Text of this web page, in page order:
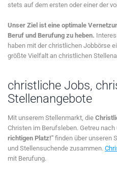
stets auf dem ersten oder einer der
Unser Ziel ist eine optimale
Beruf und Berufung zu heben.
haben mit der christlichen Jobbörse
größte Vielfalt an christlichen
christliche Jobs,
Stellenangebote
Mit unserem Stellenmarkt, die
Christen im Berufsleben. Getreu
richtigen Platz!" finden über unseren
und Stellensuchende zusammen.
mit Berufung.